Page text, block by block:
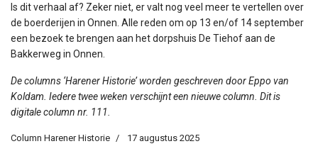
Is dit verhaal af? Zeker niet, er valt nog veel meer te vertellen over
de boerderijen in Onnen. Alle reden om op 13 en/of 14 september
een bezoek te brengen aan het dorpshuis De Tiehof aan de
Bakkerweg in Onnen.
De columns ‘Harener Historie’ worden geschreven door Eppo van
Koldam. Iedere twee weken verschijnt een nieuwe column. Dit is
digitale column nr. 111.
Column Harener Historie 17 augustus 2025